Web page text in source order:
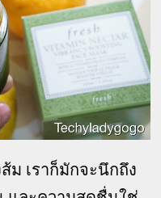
ม เราก็มักจะนึกถึง